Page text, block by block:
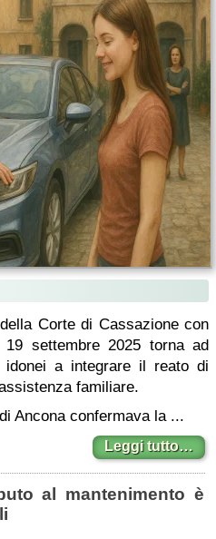
Corte di Cassazione con
settembre 2025 torna ad
idonei a integrare il reato di
familiare.
Ancona confermava la ...
Leggi tutto…
al mantenimento è